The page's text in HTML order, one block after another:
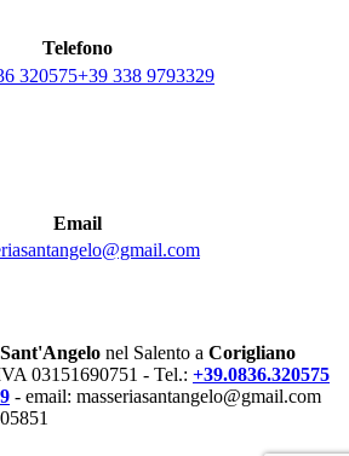
Telefono
320575+39 338 9793329
Email
nel Salento a Corigliano
03151690751 - Tel.: +39.0836.320575
- email: masseriasantangelo@gmail.com